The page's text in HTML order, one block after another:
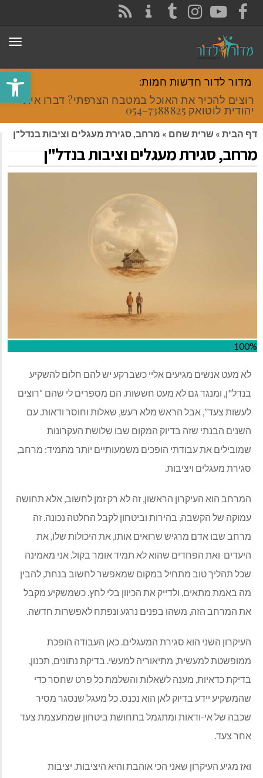
פתח
FACEBOOK
YOUTUBE
INSTAGRAM
TUMBLR
מדור לדור חדשות חמות:
רוצים להכיר את האוכל במטבח הצרפתי? דברו איתי
יהודית לוטואק 054-7388825.
דף הבית » שרית שחם » מרחב, סגירת מעגלים וציבות בנדל"ן
מרחב, סגירת מעגלים וציבות בנדל"ן
100%
לא מעט אנשים מגיעים אליי כשברקע יש להם חלום להשקיע
בנדל"ן, ומנגד גם לא מעט חששות. הם מספרים לי שהם “רוצים
לעשות צעד”, אבל הראש מלא רעש, שאלות וחוסר ודאות. עם
השנים הבנתי שזה בדיוק המקום שבו שלושת העקרונות
שמובילים את עבודתי הופכים משמעותיים יותר מתמיד: מרחב,
סגירת מעגלים ויציבות.
המרחב הוא העיקרון הראשון, זה לא רק זמן לחשוב, אלא תחושה
עמוקה של הקשבה, בהירות וביטחון לקבל החלטה נכונה. זה
מרחב שבו אדם מרגיש שרואים אותו, את היכולות שלו, את
היעדים ואת הפחדים שהוא לא תמיד אומר בקול. אני מאמינה
שכל תהליך טוב מתחיל במקום שמאפשר לחשוב בנחת, להבין
מה באמת מתאים, ולדייק את הכיוון בלי לחץ. כשמשקיע מקבל
את המרחב הזה, משהו בפנים נרגע ונפתח לאפשרות חדשה.
העיקרון השני הוא סגירת המעגלים. כאן העבודה הופכת
ממופשטת למעשית, מתיאוריה למעשי. בדיקת נתונים, תכנון,
בדיקת כדאיות, מענה לשאלות והשלמת כל פרט שחסר כדי
שהמשקיע יידע בדיוק לאן הוא נכנס. כל מעגל שנסגר מסיר
שכבה של אי-ודאות ומתגמל בתחושת ביטחון שמתעצמת צעד
אחר צעד.
ואז מגיע העיקרון שאני הכי אוהבת והיא היציבות. יציבות